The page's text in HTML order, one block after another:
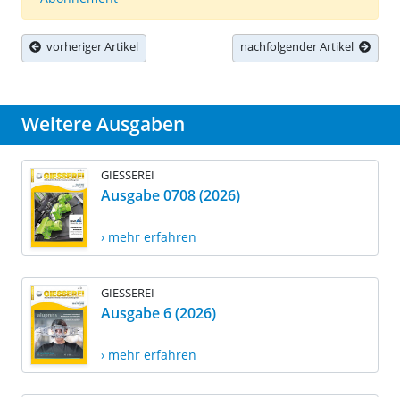
vorheriger Artikel nachfolgender Artikel
Weitere Ausgaben
GIESSEREI
Ausgabe 0708 (2026)
› mehr erfahren
GIESSEREI
Ausgabe 6 (2026)
› mehr erfahren